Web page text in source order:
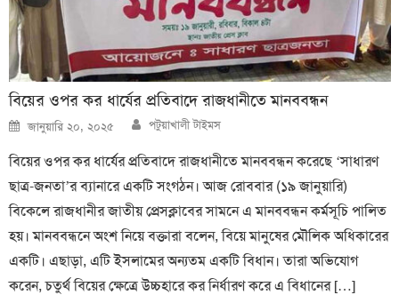
বিয়ের ওপর কর ধার্যের প্রতিবাদে রাজধানীতে মানববন্ধন
Posted
on
জানুয়ারি ২০, ২০২৫ Author
পটুয়াখালী টাইমস
বিয়ের ওপর কর ধার্যের প্রতিবাদে রাজধানীতে মানববন্ধন করেছে ‘সাধারণ
ছাত্র-জনতা’র ব্যানারে একটি সংগঠন। আজ রোববার (১৯ জানুয়ারি)
বিকেলে রাজধানীর জাতীয় প্রেসক্লাবের সামনে এ মানববন্ধন কর্মসূচি পালিত
হয়। মানববন্ধনে অংশ নিয়ে বক্তারা বলেন, বিয়ে মানুষের মৌলিক অধিকারের
একটি। এছাড়া, এটি ইসলামের অন্যতম একটি বিধান। তারা অভিযোগ
করেন, চতুর্থ বিয়ের ক্ষেত্রে উচ্চহারে কর নির্ধারণ করে এ বিধানের […]